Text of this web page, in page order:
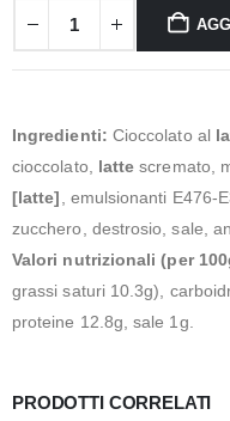
Ingredienti: Cioccolato al
cioccolato, latte scremato,
[latte] , emulsionanti
zucchero, destrosio, sale,
Valori nutrizionali (per
grassi saturi 10.3g),
proteine 12.8g, sale 1g.
PRODOTTI CORRELATI